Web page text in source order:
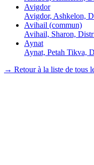
Avigdor
Avigdor, Ashkelon,
Avihail (commun)
Avihail, Sharon,
Aynat
Aynat, Petah Tikva,
→ Retour à la liste de tous